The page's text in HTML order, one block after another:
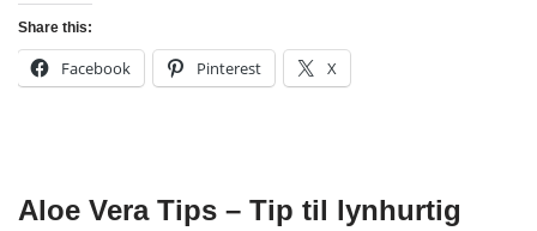
Share this:
Facebook Pinterest X
Aloe Vera Tips – Tip til lynhurtig